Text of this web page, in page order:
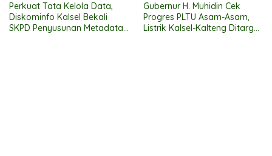
Perkuat Tata Kelola Data,
Diskominfo Kalsel Bekali
SKPD Penyusunan Metadata
Gubernur H. Muhidin Cek
Progres PLTU Asam-Asam,
Listrik Kalsel-Kalteng Ditarget